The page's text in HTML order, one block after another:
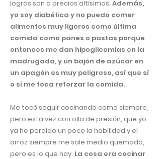
logras son a precios altísimos. Además,
yo soy diabética y no puedo comer
alimentos muy ligeros como última
comida como panes o pastas porque
entonces me dan hipoglicemias en la
madrugada, y un bajón de azúcar en
un apagón es muy peligroso, así que sí
o sí me toca reforzar la comida.
Me tocó seguir cocinando como siempre,
pero esta vez con olla de presión, que yo
ya he perdido un poco la habilidad y el
arroz siempre me sale medio quemado,
pero es lo que hay. La cosa era cocinar